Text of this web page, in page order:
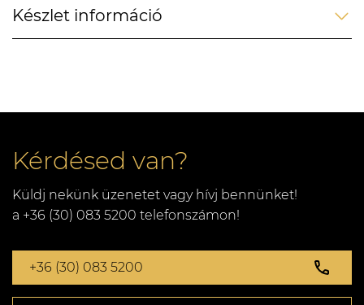
Készlet információ
Kérdésed van?
Küldj nekünk üzenetet vagy hívj bennünket!
a +36 (30) 083 5200 telefonszámon!
+36 (30) 083 5200